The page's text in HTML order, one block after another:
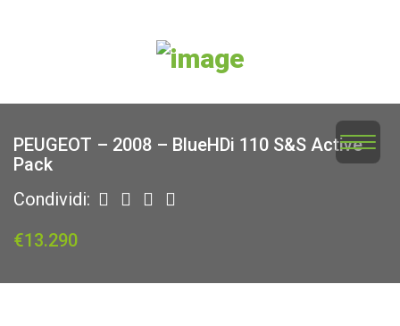
PEUGEOT – 2008 – BlueHDi 110 S&S Active
Pack
Condividi:
€13.290
Veicoli
Service
Chi Siamo
Valuta la tua auto